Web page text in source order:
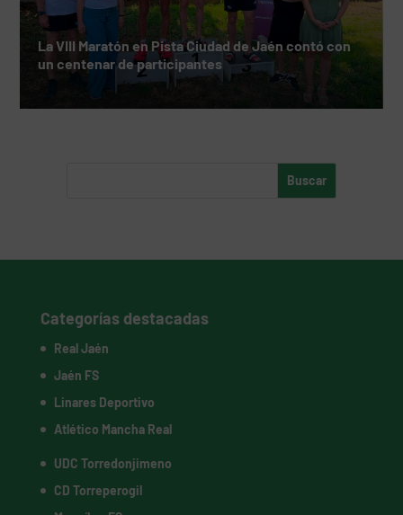
La VIII Maratón en Pista Ciudad de Jaén contó con
un centenar de participantes
Categorías destacadas
Real Jaén
Jaén FS
Linares Deportivo
Atlético Mancha Real
UDC Torredonjimeno
CD Torreperogil